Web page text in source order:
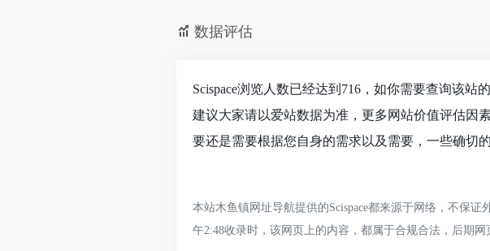
数据评估
Scispace浏览人数已经达到716，如你需要查询该站
建议大家请以爱站数据为准，更多网站价值评估因
要还是需要根据您自身的需求以及需要，一些确切
本站木鱼镇网址导航提供的Scispace都来源于网络，不保
午2:48收录时，该网页上的内容，都属于合规合法，后期